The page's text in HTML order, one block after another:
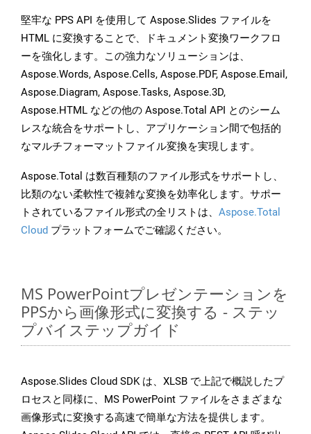
堅牢な PPS API を使用して Aspose.Slides ファイルを
HTML に変換することで、ドキュメント変換ワークフロ
ーを強化します。この強力なソリューションは、
Aspose.Words, Aspose.Cells, Aspose.PDF, Aspose.Email,
Aspose.Diagram, Aspose.Tasks, Aspose.3D,
Aspose.HTML などの他の Aspose.Total API とのシーム
レスな統合をサポートし、アプリケーション間で包括的
なマルチフォーマットファイル変換を実現します。
Aspose.Total は数百種類のファイル形式をサポートし、
比類のない柔軟性で複雑な変換を効率化します。サポー
トされているファイル形式の全リストは、 Aspose.Total
Cloud プラットフォームでご確認ください。
MS PowerPointプレゼンテーションを
PPSから画像形式に変換する - ステッ
プバイステップガイド
Aspose.Slides Cloud SDK は、XLSB で上記で概説したプ
ロセスと同様に、MS PowerPoint ファイルをさまざまな
画像形式に変換する高速で簡単な方法を提供します。